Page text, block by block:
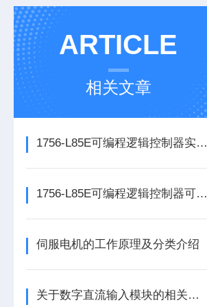
ARTICLE
相关文章
1756-L85E可编程逻辑控制器实操应用常见问题分析及解决方法探讨
1756-L85E可编程逻辑控制器可满足多行业自动化精准控制需求
伺服电机的工作原理及分类介绍
关于数字直流输入模块的相关介绍